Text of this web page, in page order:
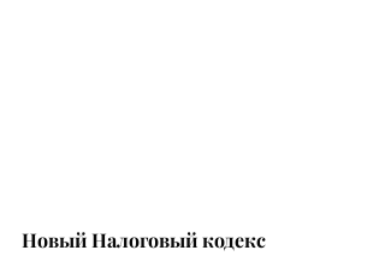
Новый Налоговый кодекс